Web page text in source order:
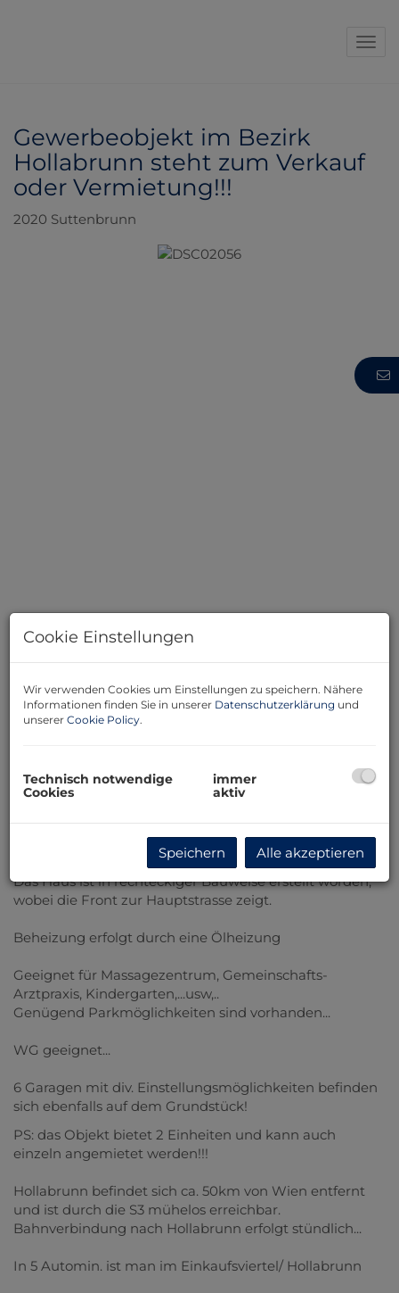
Gewerbeobjekt im Bezirk
Hollabrunn steht zum Verkauf
oder Vermietung!!!
2020 Suttenbrunn
Beschreibung
Hier kommt eine geräumiges Haus nähe Hollabrunn
zum Verkauf!
Das Haus liegt auf einem Grundstück mit 1700m² und
bietet ca. 300m² Wohnfläche
Das Haus ist in rechteckiger Bauweise erstellt worden,
wobei die Front zur Hauptstrasse zeigt.
Beheizung erfolgt durch eine Ölheizung
Geeignet für Massagezentrum, Gemeinschafts-
Arztpraxis, Kindergarten,...usw,..
Genügend Parkmöglichkeiten sind vorhanden...
WG geeignet...
6 Garagen mit div. Einstellungsmöglichkeiten befinden
sich ebenfalls auf dem Grundstück!
PS: das Objekt bietet 2 Einheiten und kann auch
einzeln angemietet werden!!!
Hollabrunn befindet sich ca. 50km von Wien entfernt
und ist durch die S3 mühelos erreichbar.
Bahnverbindung nach Hollabrunn erfolgt stündlich...
In 5 Automin. ist man im Einkaufsviertel/ Hollabrunn
Cookie Einstellungen
Wir verwenden Cookies um Einstellungen zu speichern. Nähere
Informationen finden Sie in unserer Datenschutzerklärung und
unserer Cookie Policy.
Technisch notwendige
Cookies
immer
aktiv
Speichern Alle akzeptieren